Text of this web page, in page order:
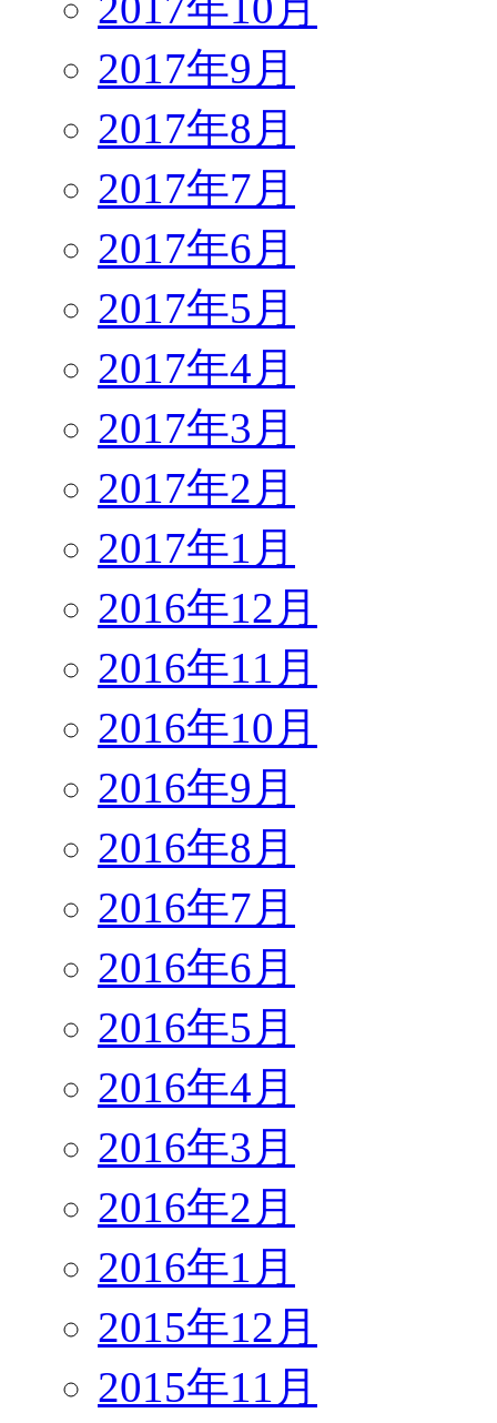
2017年9月
2017年8月
2017年7月
2017年6月
2017年5月
2017年4月
2017年3月
2017年2月
2017年1月
2016年12月
2016年11月
2016年10月
2016年9月
2016年8月
2016年7月
2016年6月
2016年5月
2016年4月
2016年3月
2016年2月
2016年1月
2015年12月
2015年11月